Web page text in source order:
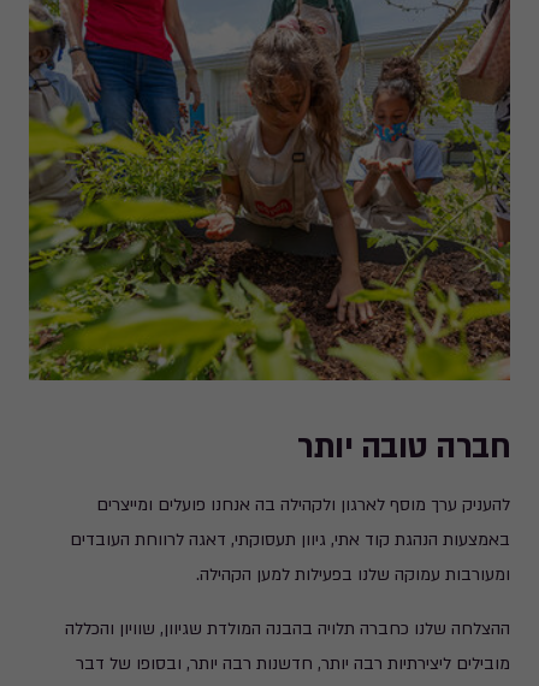
חברה טובה יותר​
להעניק ערך מוסף לארגון ולקהילה בה אנחנו פועלים ומייצרים
באמצעות הנהגת קוד אתי, גיוון תעסוקתי, דאגה לרווחת העובדים
ומעורבות עמוקה שלנו בפעילות למען הקהילה.
ההצלחה שלנו כחברה תלויה בהבנה המולדת שגיוון, שוויון והכללה
מובילים ליצירתיות רבה יותר, חדשנות רבה יותר, ובסופו של דבר